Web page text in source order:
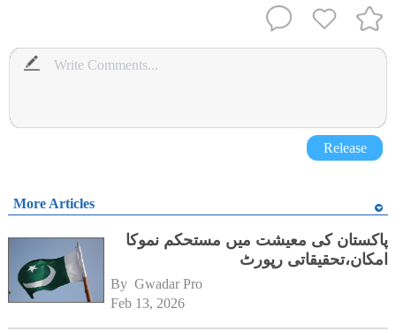
Release
More Articles
پاکستان کی معیشت میں مستحکم نموکا
امکان،تحقیقاتی رپورٹ
By Gwadar Pro
Feb 13, 2026